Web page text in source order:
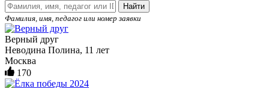
Найти
Фамилия, имя, педагог или номер заявки
Верный друг
Неводина Полина, 11 лет
Москва
170